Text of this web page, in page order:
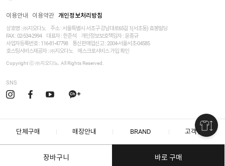
장바구니 바로 구매
이용안내 이용약관 개인정보처리방침
상호명 : ㈜지오다노
주소 : 서울특별시 서초구 강남대로65길 1(서초동) 효봉빌딩
FAX : 02-534-2994
대표자 : 한준석 개인정보보호책임자 : 윤종규
사업자등록번호 : 116-81-47798
통신판매업신고 : 2004-서울서초-04585
호스팅서비스제공자 : ㈜지오다노
에스크로서비스 가입 확인
Copyright ⓒ ㈜지오다노. All Rights Reserved.
SNS
단체구매 매장안내 BRAND 고객센터